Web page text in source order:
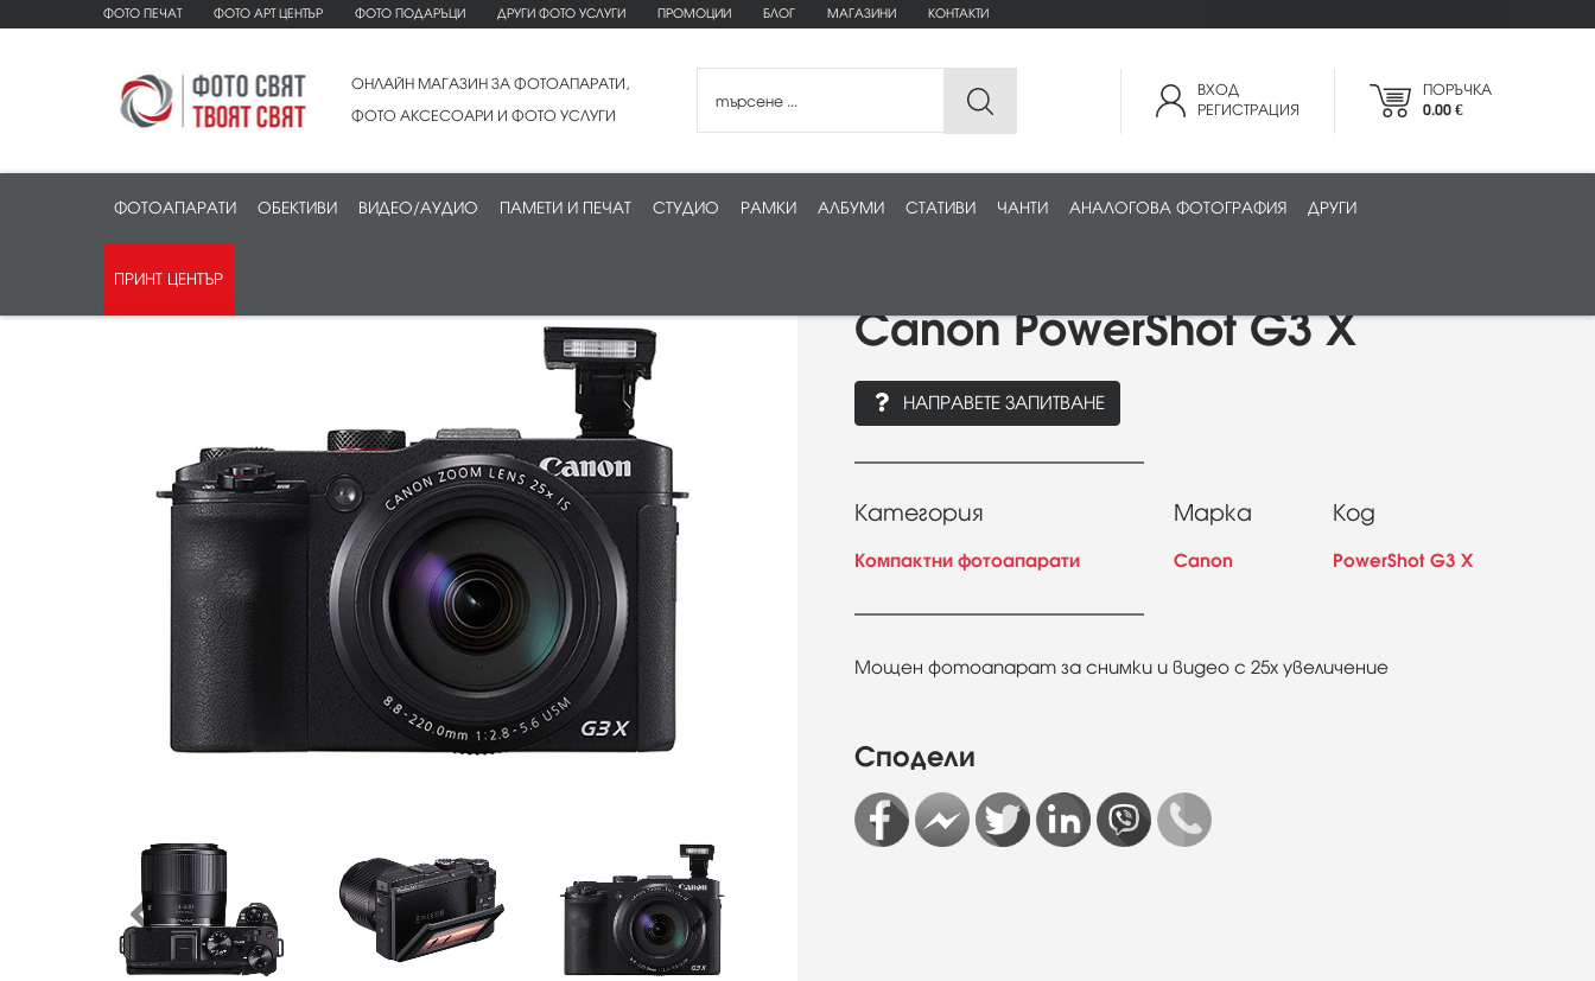
ФОТО ПЕЧАТ ФОТО АРТ ЦЕНТЪР ФОТО ПОДАРЪЦИ ДРУГИ ФОТО УСЛУГИ ПРОМОЦИИ БЛОГ МАГАЗИНИ КОНТАКТИ
ОНЛАЙН МАГАЗИН ЗА ФОТОАПАРАТИ,
ФОТО АКСЕСОАРИ И ФОТО УСЛУГИ
ВХОД
РЕГИСТРАЦИЯ
ПОРЪЧКА
0.00 €
ФОТОАПАРАТИ ОБЕКТИВИ ВИДЕО/АУДИО ПАМЕТИ И ПЕЧАТ СТУДИО РАМКИ АЛБУМИ СТАТИВИ ЧАНТИ АНАЛОГОВА ФОТОГРАФИЯ ДРУГИ
ПРИНТ ЦЕНТЪР
Canon PowerShot G3 X
НАПРАВЕТЕ ЗАПИТВАНЕ
Категория
Компактни фотоапарати
Марка
Canon
Код
PowerShot G3 X
Мощен фотоапарат за снимки и видео с 25x увеличение
Сподели